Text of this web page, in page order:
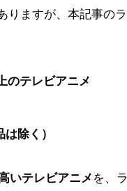
りますが、本記事の
テレビアニメ
除く）
いテレビアニメ を、